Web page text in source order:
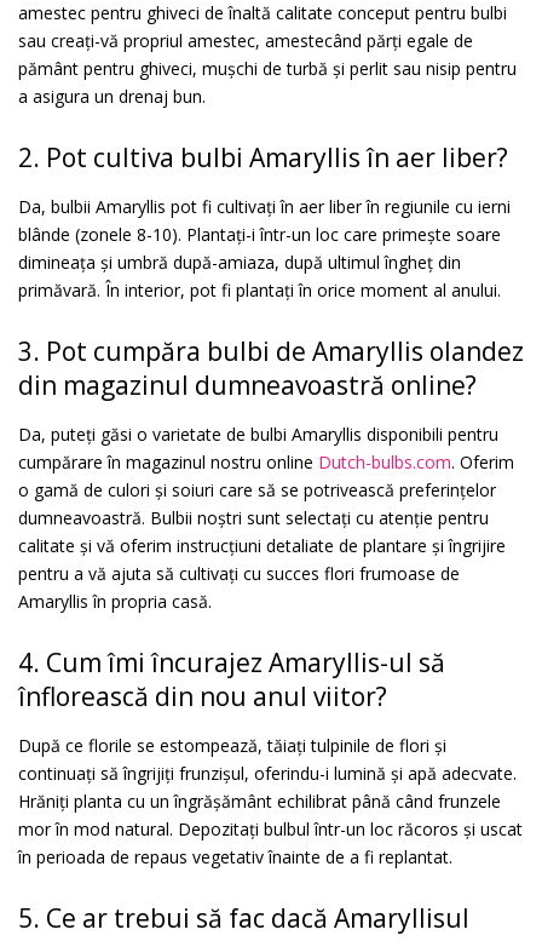
amestec pentru ghiveci de înaltă calitate conceput pentru bulbi
sau creați-vă propriul amestec, amestecând părți egale de
pământ pentru ghiveci, mușchi de turbă și perlit sau nisip pentru
a asigura un drenaj bun.
2. Pot cultiva bulbi Amaryllis în aer liber?
Da, bulbii Amaryllis pot fi cultivați în aer liber în regiunile cu ierni
blânde (zonele 8-10). Plantați-i într-un loc care primește soare
dimineața și umbră după-amiaza, după ultimul îngheț din
primăvară. În interior, pot fi plantați în orice moment al anului.
3. Pot cumpăra bulbi de Amaryllis olandez
din magazinul dumneavoastră online?
Da, puteți găsi o varietate de bulbi Amaryllis disponibili pentru
cumpărare în magazinul nostru online Dutch-bulbs.com. Oferim
o gamă de culori și soiuri care să se potrivească preferințelor
dumneavoastră. Bulbii noștri sunt selectați cu atenție pentru
calitate și vă oferim instrucțiuni detaliate de plantare și îngrijire
pentru a vă ajuta să cultivați cu succes flori frumoase de
Amaryllis în propria casă.
4. Cum îmi încurajez Amaryllis-ul să
înflorească din nou anul viitor?
După ce florile se estompează, tăiați tulpinile de flori și
continuați să îngrijiți frunzișul, oferindu-i lumină și apă adecvate.
Hrăniți planta cu un îngrășământ echilibrat până când frunzele
mor în mod natural. Depozitați bulbul într-un loc răcoros și uscat
în perioada de repaus vegetativ înainte de a fi replantat.
5. Ce ar trebui să fac dacă Amaryllisul